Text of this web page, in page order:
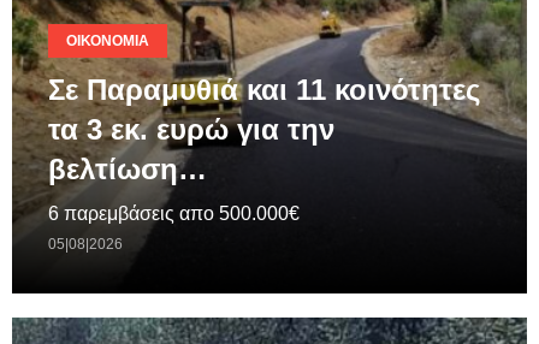
ΟΙΚΟΝΟΜΊΑ
Σε Παραμυθιά και 11 κοινότητες
τα 3 εκ. ευρώ για την
βελτίωση…
6 παρεμβάσεις απο 500.000€
05|08|2026